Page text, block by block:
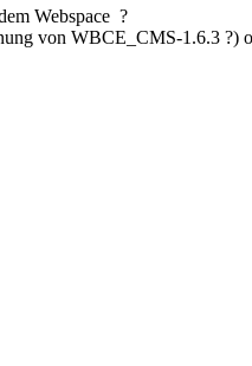
Webspace ?
von WBCE_CMS-1.6.3 ?)